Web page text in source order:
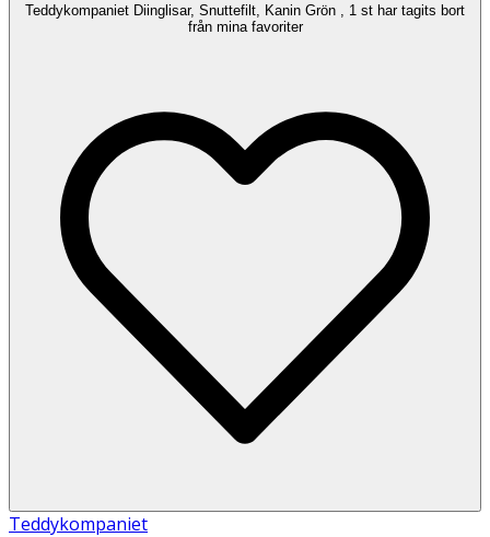
Teddykompaniet Diinglisar, Snuttefilt, Kanin Grön , 1 st har tagits bort
från mina favoriter
Teddykompaniet